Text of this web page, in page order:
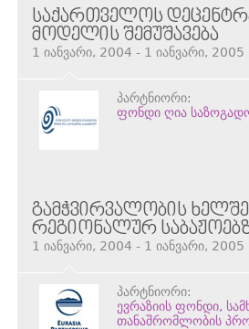
ᲡᲐᲥᲐᲠᲗᲕᲔᲚᲝᲡ
ᲛᲝᲓᲔᲚᲘᲡ ᲨᲔᲛᲣᲨᲐᲕᲔᲑᲐ
1 იანვარი, 2004 - 1 იანვარი, 2005
პარტნიორი:
ფონდი ღია
ᲒᲐᲛᲭᲕᲘᲠᲕᲐᲚᲝᲑᲘᲡ
ᲠᲔᲒᲘᲝᲜᲐᲚᲣᲠ
1 იანვარი, 2004 - 1 იანვარი, 2005
პარტნიორი:
ევრაზიის ფონდი,
თანაშრომლობის